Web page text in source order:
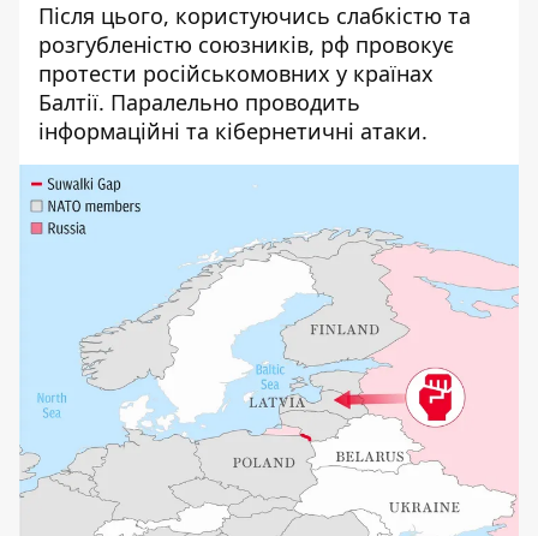
Після цього, користуючись слабкістю та
розгубленістю союзників, рф провокує
протести російськомовних у країнах
Балтії. Паралельно проводить
інформаційні та кібернетичні атаки.